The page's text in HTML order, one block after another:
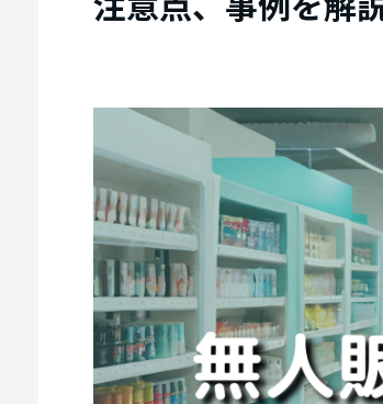
PaaS
ビッグ
MNO
MVNO
スマー
PR
5G